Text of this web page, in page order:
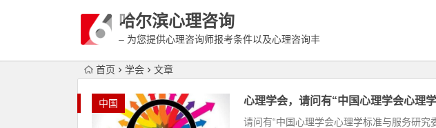
哈尔滨心理咨询
– 为您提供心理咨询师报考条件以及心理咨询丰
首页 学会 文章
中国 心理学会，请问有“中国心理学会心理
请问有“中国心理学会心理学标准与服务研